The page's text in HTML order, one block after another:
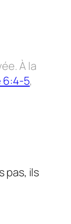
À la
6:4-5,
pas, ils